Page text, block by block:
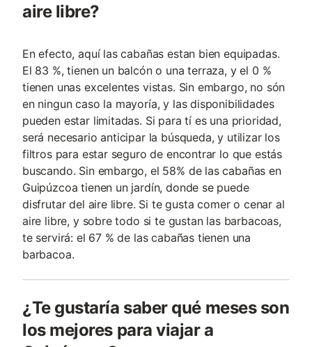
aire libre?
En efecto, aquí las cabañas estan bien equipadas.
El 83 %, tienen un balcón o una terraza, y el 0 %
tienen unas excelentes vistas. Sin embargo, no són
en ningun caso la mayoría, y las disponibilidades
pueden estar limitadas. Si para tí es una prioridad,
será necesario anticipar la búsqueda, y utilizar los
filtros para estar seguro de encontrar lo que estás
buscando. Sin embargo, el 58% de las cabañas en
Guipúzcoa tienen un jardín, donde se puede
disfrutar del aire libre. Si te gusta comer o cenar al
aire libre, y sobre todo si te gustan las barbacoas,
te servirá: el 67 % de las cabañas tienen una
barbacoa.
¿Te gustaría saber qué meses son
los mejores para viajar a